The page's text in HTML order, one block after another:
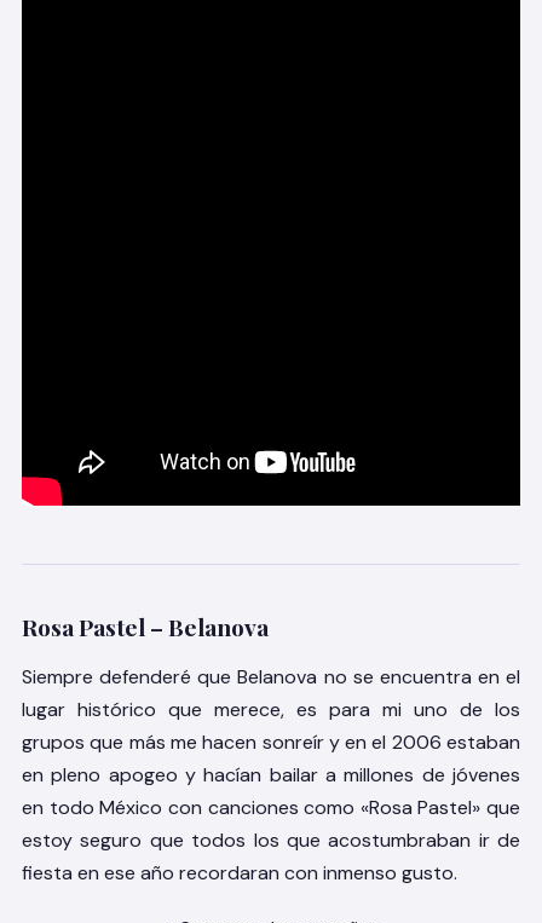
Rosa Pastel – Belanova
Siempre defenderé que Belanova no se encuentra en el
lugar histórico que merece, es para mi uno de los
grupos que más me hacen sonreír y en el 2006 estaban
en pleno apogeo y hacían bailar a millones de jóvenes
en todo México con canciones como «Rosa Pastel» que
estoy seguro que todos los que acostumbraban ir de
fiesta en ese año recordaran con inmenso gusto.